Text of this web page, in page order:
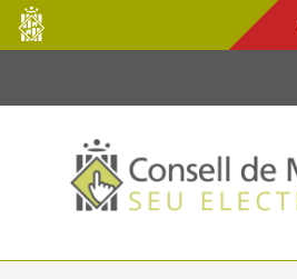
Salta al contingut principal
Consell
de
Mallorca